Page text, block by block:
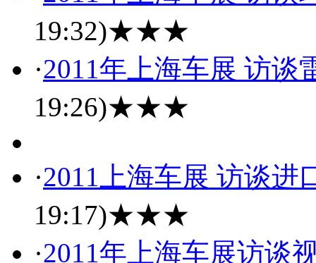
19:32)★★★
·2011年上海车展 访谈
19:26)★★★
·2011上海车展 访谈进
19:17)★★★
·2011年上海车展访谈